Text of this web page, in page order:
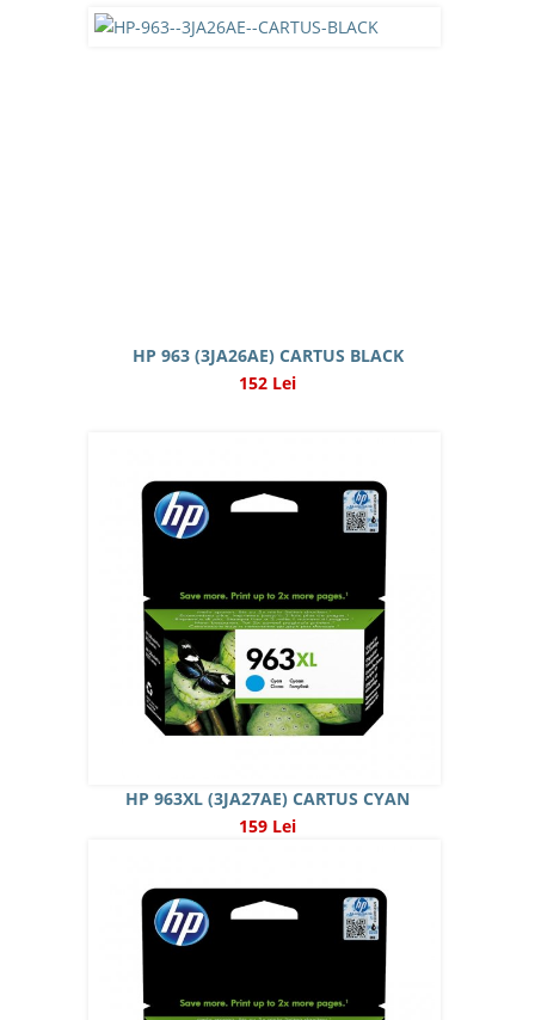
HP 963 (3JA26AE) CARTUS BLACK
152 Lei
HP 963XL (3JA27AE) CARTUS CYAN
159 Lei